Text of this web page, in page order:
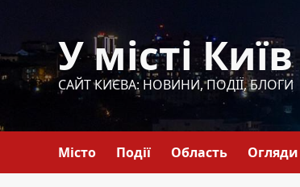
вмісту
У місті Київ
САЙТ КИЄВА: НОВИНИ, ПОДІЇ, БЛОГИ
Місто Події Область Огляди